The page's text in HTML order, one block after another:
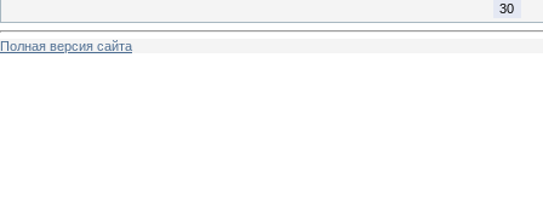
30
Полная версия сайта